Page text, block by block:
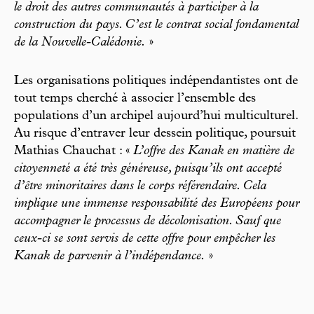
le droit des autres communautés à participer à la
construction du pays. C’est le contrat social fondamental
de la Nouvelle-Calédonie. »
Les organisations politiques indépendantistes ont de
tout temps cherché à associer l’ensemble des
populations d’un archipel aujourd’hui multiculturel.
Au risque d’entraver leur dessein politique, poursuit
Mathias Chauchat : « L’offre des Kanak en matière de
citoyenneté a été très généreuse, puisqu’ils ont accepté
d’être minoritaires dans le corps référendaire. Cela
implique une immense responsabilité des Européens pour
accompagner le processus de décolonisation. Sauf que
ceux-ci se sont servis de cette offre pour empêcher les
Kanak de parvenir à l’indépendance. »